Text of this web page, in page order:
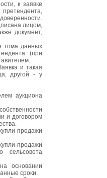
к заявке
лицом,
документ,
тома данных
(при
и такая
другой - у
аукциона
и договором
продажи
продажи
сельсовета
основании
сроки.